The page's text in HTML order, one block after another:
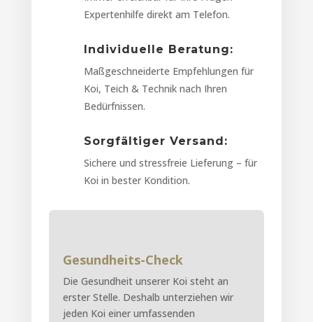
Expertenhilfe direkt am Telefon.
Individuelle Beratung:
Maßgeschneiderte Empfehlungen für
Koi, Teich & Technik nach Ihren
Bedürfnissen.
Sorgfältiger Versand:
Sichere und stressfreie Lieferung – für
Koi in bester Kondition.
Gesundheits-Check
Die Gesundheit unserer Koi steht an
erster Stelle. Deshalb unterziehen wir
jeden Koi einer umfassenden